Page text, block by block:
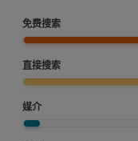
免费搜索
直接搜索
媒介